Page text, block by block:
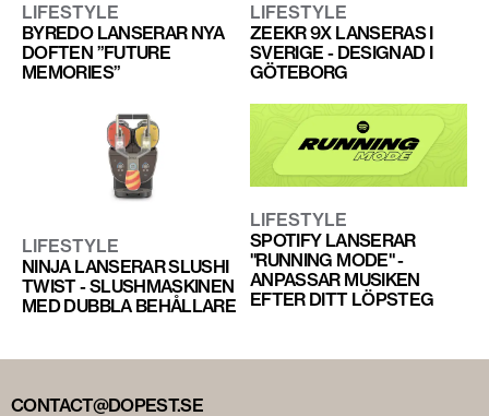
LIFESTYLE
BYREDO LANSERAR NYA
DOFTEN ”FUTURE
MEMORIES”
LIFESTYLE
ZEEKR 9X LANSERAS I
SVERIGE - DESIGNAD I
GÖTEBORG
LIFESTYLE
NINJA LANSERAR SLUSHI
TWIST - SLUSHMASKINEN
MED DUBBLA BEHÅLLARE
LIFESTYLE
SPOTIFY LANSERAR
"RUNNING MODE" -
ANPASSAR MUSIKEN
EFTER DITT LÖPSTEG
CONTACT@DOPEST.SE